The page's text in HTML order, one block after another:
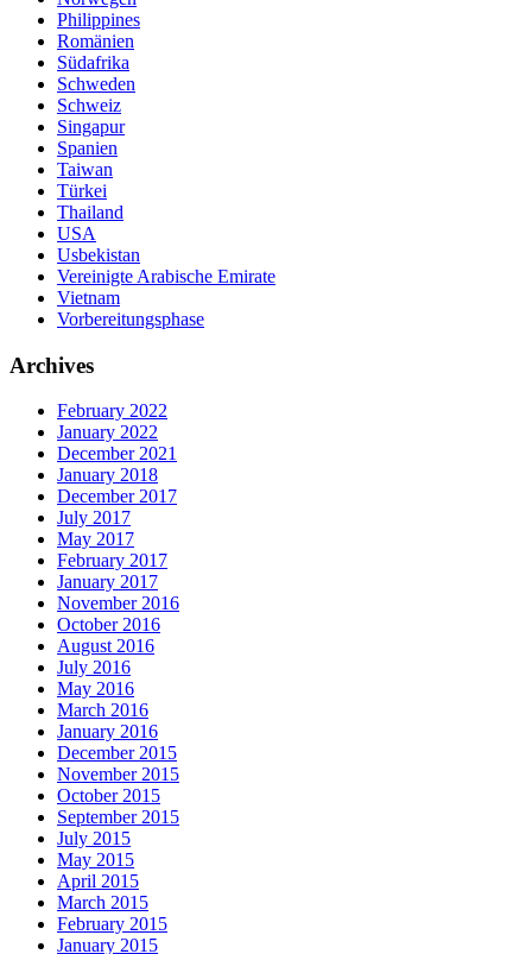
Philippines
Romänien
Südafrika
Schweden
Schweiz
Singapur
Spanien
Taiwan
Türkei
Thailand
USA
Usbekistan
Vereinigte Arabische Emirate
Vietnam
Vorbereitungsphase
Archives
February 2022
January 2022
December 2021
January 2018
December 2017
July 2017
May 2017
February 2017
January 2017
November 2016
October 2016
August 2016
July 2016
May 2016
March 2016
January 2016
December 2015
November 2015
October 2015
September 2015
July 2015
May 2015
April 2015
March 2015
February 2015
January 2015